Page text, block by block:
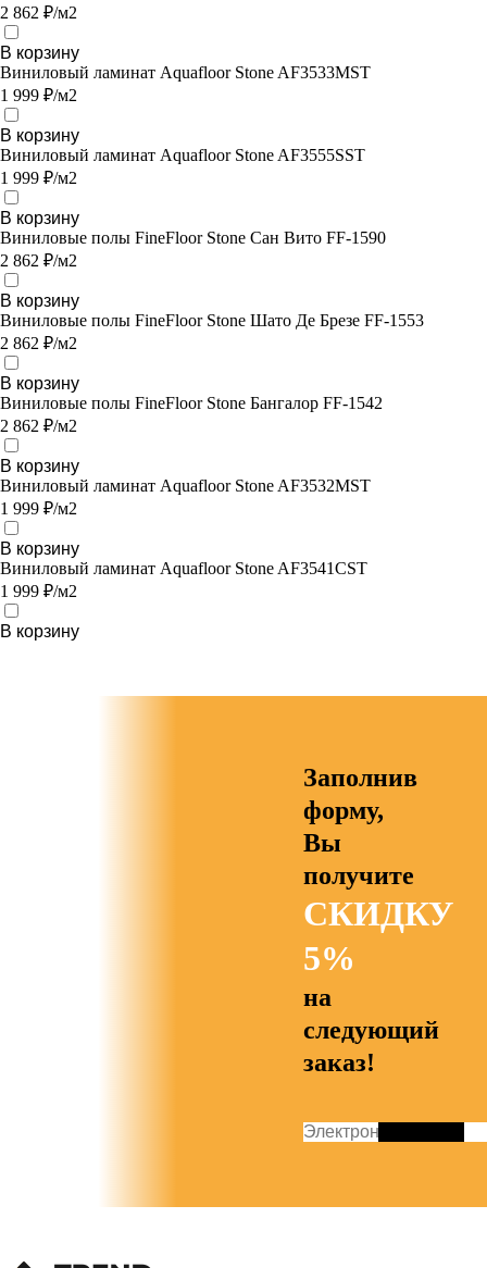
2 862 ₽/м2
В корзину
Виниловый ламинат Aquafloor Stone AF3533MST
1 999 ₽/м2
В корзину
Виниловый ламинат Aquafloor Stone AF3555SST
1 999 ₽/м2
В корзину
Виниловые полы FineFloor Stone Сан Вито FF-1590
2 862 ₽/м2
В корзину
Виниловые полы FineFloor Stone Шато Де Брезе FF-1553
2 862 ₽/м2
В корзину
Виниловые полы FineFloor Stone Бангалор FF-1542
2 862 ₽/м2
В корзину
Виниловый ламинат Aquafloor Stone AF3532MST
1 999 ₽/м2
В корзину
Виниловый ламинат Aquafloor Stone AF3541CST
1 999 ₽/м2
В корзину
Заполнив
форму,
Вы
получите
СКИДКУ
5%
на
следующий
заказ!